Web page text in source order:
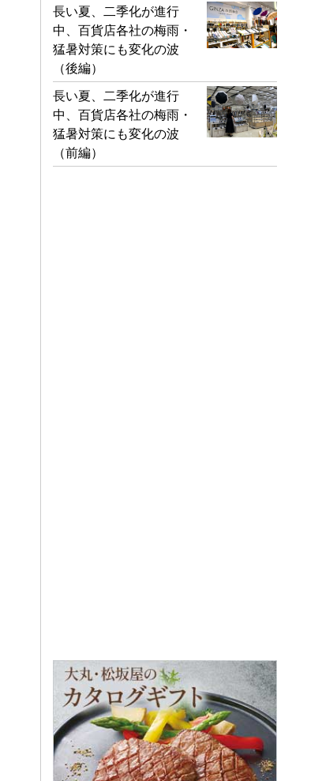
長い夏、二季化が進行
中、百貨店各社の梅雨・
猛暑対策にも変化の波
（後編）
長い夏、二季化が進行
中、百貨店各社の梅雨・
猛暑対策にも変化の波
（前編）